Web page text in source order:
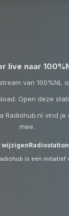
live naar
van 100%NL
Open deze
Radiohub.nl vind
mee.
wijzigen
is een initiatief